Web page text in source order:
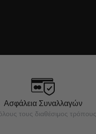
Ασφάλεια Συναλλαγών
τους διαθέσιμος τρόπους